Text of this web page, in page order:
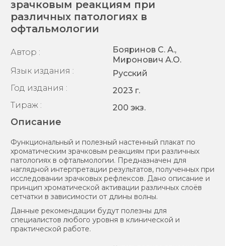
зрачковым реакциям при
различных патологиях в
офтальмологии
Автор :
Бояринов С. А.,
Миронович А.О.
Язык издания :
Русский
Год издания :
2023 г.
Тираж :
200 экз.
Описание
Функциональный и полезный настенный плакат по
хроматическим зрачковым реакциям при различных
патологиях в офтальмологии. Предназначен для
наглядной интерпретации результатов, полученных при
исследовании зрачковых рефлексов. Дано описание и
принцип хроматической активации различных слоёв
сетчатки в зависимости от длины волны.
Данные рекомендации будут полезны для
специалистов любого уровня в клинической и
практической работе.